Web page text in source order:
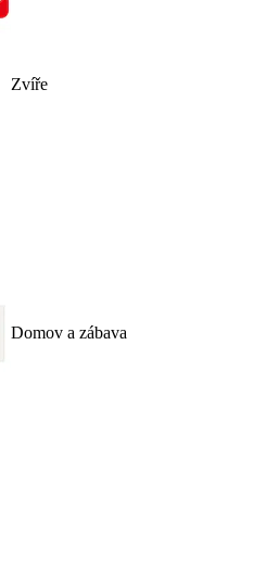
Zvíře
Domov a zábava